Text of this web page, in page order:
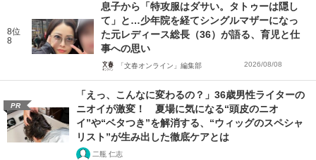
8位
8
息子から「特攻服はダサい。タトゥーは隠し
て」と…少年院を経てシングルマザーになっ
た元レディース総長（36）が語る、育児と仕
事への思い
「文春オンライン」編集部 2026/08/08
PR
「えっ、こんなに変わるの？」36歳男性ライターの
ニオイが激変！ 夏場に気になる“頭皮のニオ
イ”や“ベタつき”を解消する、“ウィッグのスペシャ
リスト”が生み出した徹底ケアとは
二瓶 仁志